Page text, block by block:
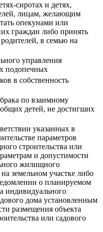
сиротах и детях,
лицам, желающим
опекунами или
граждан либо принять
в семью на
управления
подопечных
в собственность
по взаимному
детей, не достигших
указанных в
параметров
строительства или
и допустимости
жилищного
земельном участке либо
о планируемом
индивидуального
дома установленным
размещения объекта
или садового